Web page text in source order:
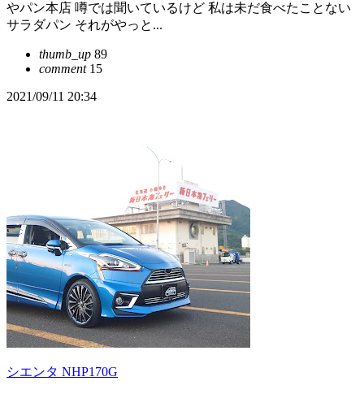
やパン本店 噂では聞いているけど 私は未だ食べたことない
サラダパン それがやっと...
thumb_up 89
comment15
2021/09/11 20:34
シエンタ NHP170G